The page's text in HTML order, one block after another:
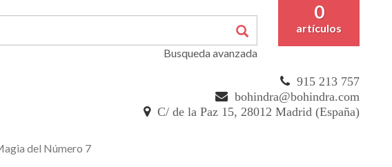
0
artículos
Busqueda avanzada
915 213 757
bohindra@bohindra.com
C/ de la Paz 15, 28012 Madrid (España)
del Número 7